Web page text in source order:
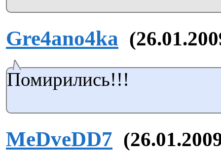
Gre4ano4ka
Помирились!!!
MeDveDD7